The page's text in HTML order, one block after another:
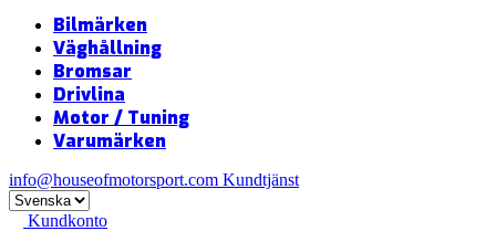
Bilmärken
Väghållning
Bromsar
Drivlina
Motor / Tuning
Varumärken
info@houseofmotorsport.com Kundtjänst
Kundkonto